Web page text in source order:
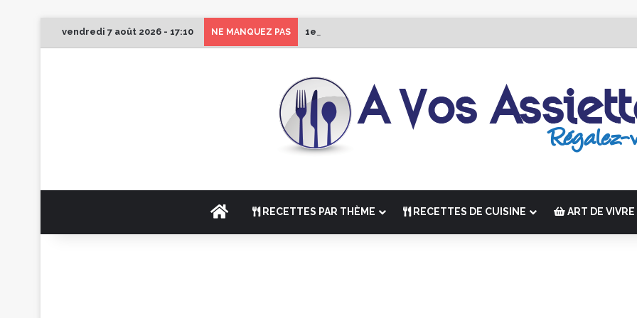
vendredi 7 août 2026 - 17:10 NE MANQUEZ PAS 1er Édition de “La Semaine des Chefs” du 19 au 24 octobre 2026
ACCUEILRECETTES PAR THÈME RECETTES DE CUISINE ART DE VIVRE